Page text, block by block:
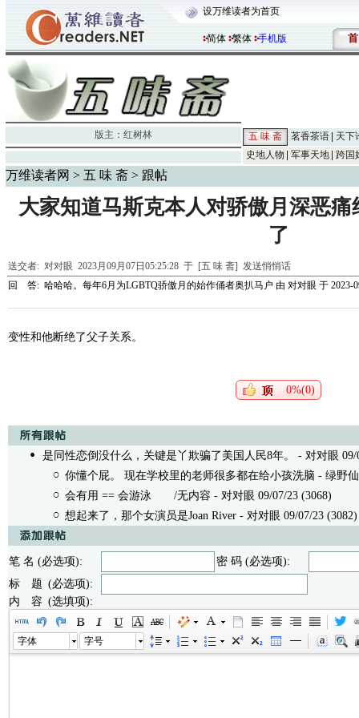
设万维读者为首页
简体 繁体 手机版 首
版主： 红树林 五 味 斋 茗香茶语
天下
史地人物
军事天地 跨国
万维读者网 > 五 味 斋 > 跟帖
大家知道马斯克本人对骄傲月深恶
了
送交者: 对对眼 2023月09月07日05:25:28 于 [五 味 斋] 发送悄悄话
回 答: 哈哈哈。每年6月为LGBTQ骄傲月的始作俑者奥扒马户 由 对对眼 于 2023-
变性和他断绝了父子关系。
0%(0)
是同性恋倒没什么，关键是丫欺骗了美国人民8年。
- 对对眼 09/
你懂个屁。 现在学校里的老师很多都在给小孩洗脑 - 绿野
会有用 == 会游泳 /无内容 - 对对眼 09/07/23 (3068)
想起来了，那个女演员是Joan River - 对对眼 09/07/23 (3082)
笔 名 (必选项):
密 码 (必选项):
标 题 (必选项):
内 容 (选填项):
字体 字号